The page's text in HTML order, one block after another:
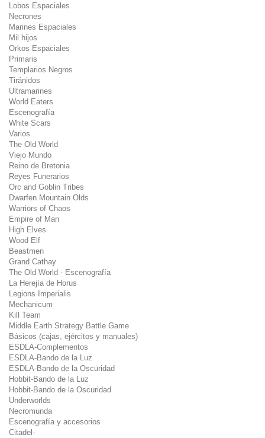
Lobos Espaciales
Necrones
Marines Espaciales
Mil hijos
Orkos Espaciales
Primaris
Templarios Negros
Tiránidos
Ultramarines
World Eaters
Escenografía
White Scars
Varios
The Old World
Viejo Mundo
Reino de Bretonia
Reyes Funerarios
Orc and Goblin Tribes
Dwarfen Mountain Olds
Warriors of Chaos
Empire of Man
High Elves
Wood Elf
Beastmen
Grand Cathay
The Old World - Escenografía
La Herejía de Horus
Legions Imperialis
Mechanicum
Kill Team
Middle Earth Strategy Battle Game
Básicos (cajas, ejércitos y manuales)
ESDLA-Complementos
ESDLA-Bando de la Luz
ESDLA-Bando de la Oscuridad
Hobbit-Bando de la Luz
Hobbit-Bando de la Oscuridad
Underworlds
Necromunda
Escenografía y accesorios
Citadel-